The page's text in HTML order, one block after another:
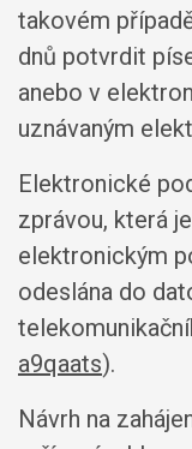
takovém
dnů potvrdit
anebo v
uznávaným
Elektronické
zprávou, která
elektronickým
odeslána do
a9qaats).
Návrh na